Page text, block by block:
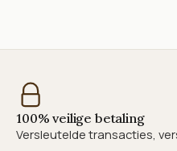
100% veilige betaling
Versleutelde transacties,